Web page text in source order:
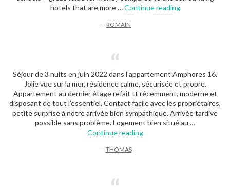
hotels that are more …Continue reading« Romain »
― ROMAIN
Séjour de 3 nuits en juin 2022 dans l’appartement Amphores 16.
Jolie vue sur la mer, résidence calme, sécurisée et propre.
Appartement au dernier étage refait tt récemment, moderne et
disposant de tout l’essentiel. Contact facile avec les propriétaires,
petite surprise à notre arrivée bien sympathique. Arrivée tardive
possible sans problème. Logement bien situé au …
Continue reading« Thomas »
―THOMAS